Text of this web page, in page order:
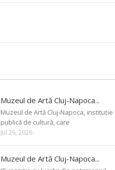
Muzeul de Artă Cluj-Napoca...
Muzeul de Artă Cluj-Napoca, instituție
publică de cultură, care
Jul 26, 2026
Muzeul de Artă Cluj-Napoca...